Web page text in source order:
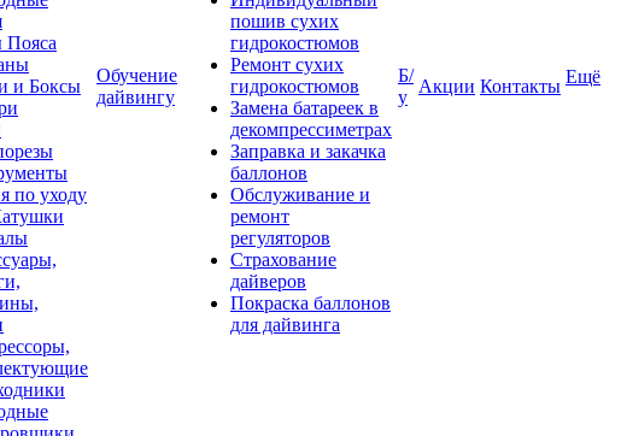
Пояса
и Боксы
по уходу
Обучение
дайвингу
пошив сухих
гидрокостюмов
Ремонт сухих
гидрокостюмов
Замена батареек в
декомпрессиметрах
Заправка и закачка
баллонов
Обслуживание и
ремонт
регуляторов
Страхование
дайверов
Покраска баллонов
для дайвинга
Б/
у
Акции Контакты Ещё